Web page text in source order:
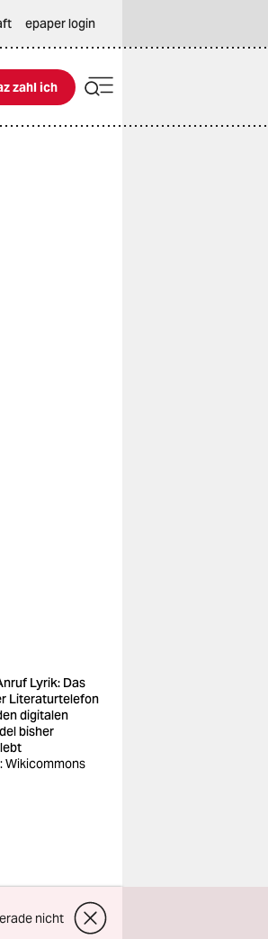
epaper login
ich
zahl ich
Lyrik: Das
Literaturtelefon
digitalen
bisher
Wikicommons
nicht